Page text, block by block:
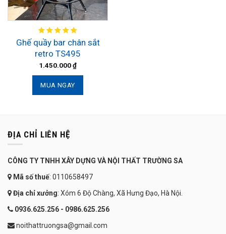
Ghế quầy bar chân sắt
retro TS495
1.450.000₫
MUA NGAY
ĐỊA CHỈ LIÊN HỆ
CÔNG TY TNHH XÂY DỰNG VÀ NỘI THẤT TRƯỜNG SA
Mã số thuế: 0110658497
Địa chỉ xưởng: Xóm 6 Độ Chàng, Xã Hưng Đạo, Hà Nội.
0936.625.256 - 0986.625.256
noithattruongsa@gmail.com